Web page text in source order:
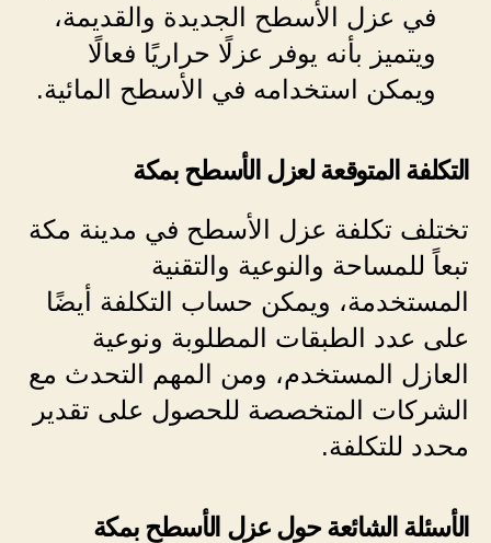
في عزل الأسطح الجديدة والقديمة،
ويتميز بأنه يوفر عزلًا حراريًا فعالًا
ويمكن استخدامه في الأسطح المائية.
التكلفة المتوقعة لعزل الأسطح بمكة
تختلف تكلفة عزل الأسطح في مدينة مكة
تبعاً للمساحة والنوعية والتقنية
المستخدمة، ويمكن حساب التكلفة أيضًا
على عدد الطبقات المطلوبة ونوعية
العازل المستخدم، ومن المهم التحدث مع
الشركات المتخصصة للحصول على تقدير
محدد للتكلفة.
الأسئلة الشائعة حول عزل الأسطح بمكة